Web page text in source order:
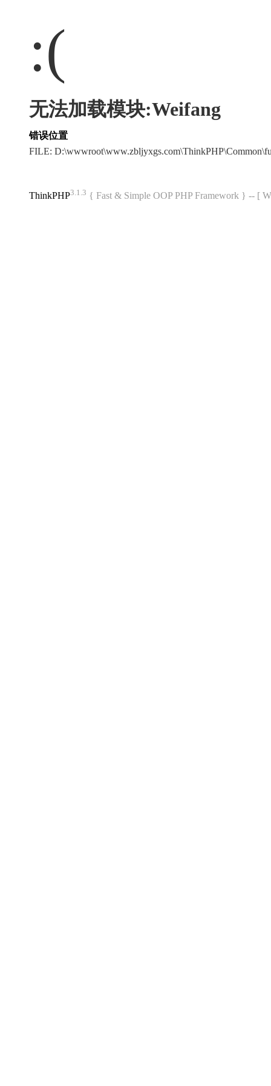
:(
无法加载模块:Weifang
错误位置
FILE:
ThinkPHP3.1.3 { Fast & Simple OOP PHP Framework } -- [